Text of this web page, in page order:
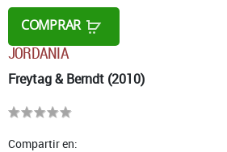
COMPRAR
JORDANIA
Freytag & Berndt (2010)
Compartir en: